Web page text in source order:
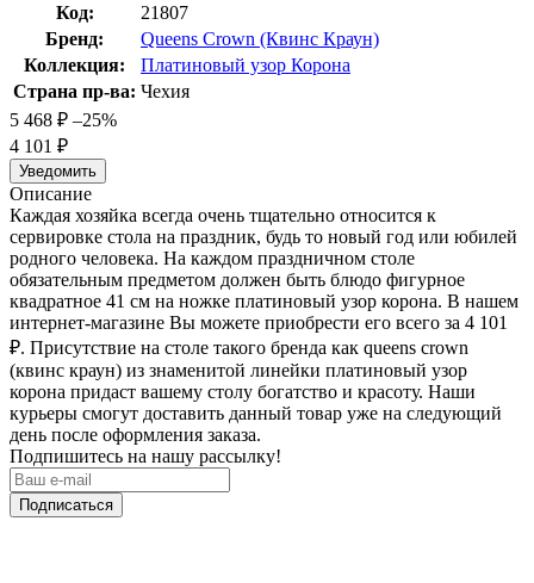
Код:
21807
Бренд:
Queens Crown (Квинс Краун)
Коллекция:
Платиновый узор Корона
Страна пр-ва: Чехия
5 468 ₽ –25%
4 101 ₽
Уведомить
Описание
Каждая хозяйка всегда очень тщательно относится к
сервировке стола на праздник, будь то новый год или юбилей
родного человека. На каждом праздничном столе
обязательным предметом должен быть блюдо фигурное
квадратное 41 см на ножке платиновый узор корона. В нашем
интернет-магазине Вы можете приобрести его всего за 4 101
₽. Присутствие на столе такого бренда как queens crown
(квинс краун) из знаменитой линейки платиновый узор
корона придаст вашему столу богатство и красоту. Наши
курьеры смогут доставить данный товар уже на следующий
день после оформления заказа.
Подпишитесь на нашу рассылку!
Подписаться